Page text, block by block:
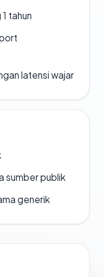
tahun
latensi wajar
sumber publik
generik